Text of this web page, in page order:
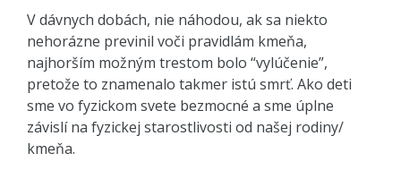
V dávnych dobách, nie náhodou, ak sa niekto
nehorázne previnil voči pravidlám kmeňa,
najhorším možným trestom bolo “vylúčenie”,
pretože to znamenalo takmer istú smrť. Ako deti
sme vo fyzickom svete bezmocné a sme úplne
závislí na fyzickej starostlivosti od našej rodiny/
kmeňa.